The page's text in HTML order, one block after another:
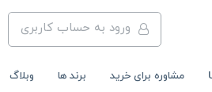
ورود به حساب کاربری
مشاوره برای خرید برند ها وبلاگ